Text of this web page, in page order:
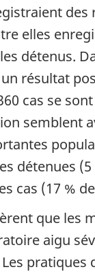
elles
détenus.
résultat
cas se
semblent
détenues
cas (17 %
que les
aigu